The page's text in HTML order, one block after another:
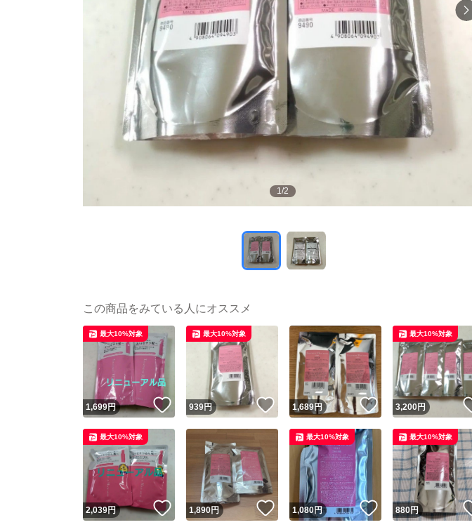
1/2
この商品をみている人にオススメ
1,699円 いいね！
最大10%対象
939円 いいね！
最大10%対象
1,689円 いいね！
3,200円
最大10%対象
2,039円 いいね！
最大10%対象
1,890円 いいね！
1,080円 いいね！
最大10%対象
880円
最大10%対象